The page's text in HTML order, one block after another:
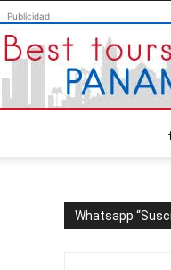
Publicidad
Whatsapp